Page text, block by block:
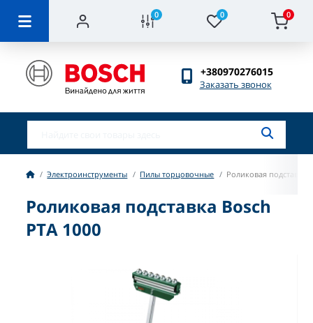
0 0 0
+380970276015
Заказать звонок
Электроинструменты Пилы торцовочные Роликовая подставка
Роликовая подставка Bosch
PTA 1000